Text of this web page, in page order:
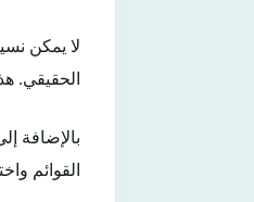
الحقيقي.
القوائم